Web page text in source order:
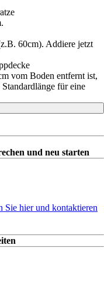
60cm). Addiere jetzt
vom Boden entfernt ist,
für eine
und neu starten
Sie hier und kontaktieren